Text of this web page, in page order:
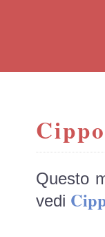
Questo
vedi